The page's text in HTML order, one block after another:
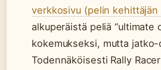
verkkosivu (pelin kehittäjän
alkuperäistä peliä
kokemukseksi, mutta
Todennäköisesti Rally